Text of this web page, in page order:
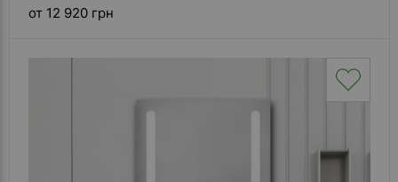
от 12 920 грн